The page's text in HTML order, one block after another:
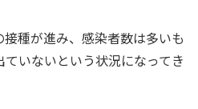
種が進み、感染者数は多いも
いないという状況になってき